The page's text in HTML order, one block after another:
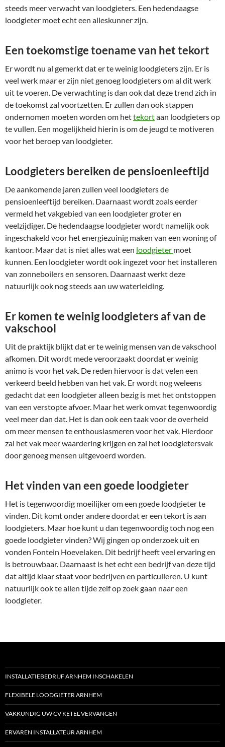
steeds meer verwacht van loodgieters. Een hedendaagse
loodgieter moet echt een alleskunner zijn.
Een toekomstige toename van het tekort
Er wordt nu al gemerkt dat er te weinig loodgieters zijn. Er is
veel werk maar er zijn niet genoeg loodgieters om al dit werk
uit te voeren. De verwachting is dan ook dat deze trend zich in
de toekomst zal voortzetten. Er zullen dan ook stappen
ondernomen moeten worden om hettekortaan loodgieters op
te vullen. Een mogelijkheid hierin is om de jeugd te motiveren
voor het beroep van loodgieter.
Loodgieters bereiken de pensioenleeftijd
De aankomende jaren zullen veel loodgieters de
pensioenleeftijd bereiken. Daarnaast wordt zoals eerder
vermeld het vakgebied van een loodgieter groter en
veelzijdiger. De hedendaagse loodgieter wordt namelijk ook
ingeschakeld voor het energiezuinig maken van een woning of
kantoor. Maar dat is niet alles wat een loodgieter moet
kunnen. Een loodgieter wordt ook ingezet voor het installeren
van zonneboilers en sensoren. Daarnaast werkt deze
natuurlijk ook nog steeds aan uw waterleiding.
Er komen te weinig loodgieters af van de
vakschool
Uit de praktijk blijkt dat er te weinig mensen van de vakschool
afkomen. Dit wordt mede veroorzaakt doordat er weinig
animo is voor het vak. De reden hiervoor is dat velen een
verkeerd beeld hebben van het vak. Er wordt nog weleens
gedacht dat een loodgieter alleen bezig is met het ontstoppen
van een verstopte afvoer. Maar het werk omvat tegenwoordig
veel meer dan dat. Het is dan ook een taak voor de overheid
om meer mensen te enthousiasmeren voor het vak. Hierdoor
zal het vak meer waardering krijgen en zal het loodgietersvak
door genoeg mensen uitgevoerd worden.
Het vinden van een goede loodgieter
Het is tegenwoordig moeilijker om een goede loodgieter te
vinden. Dit komt onder andere doordat er een tekort is aan
loodgieters. Maar hoe kunt u dan tegenwoordig toch nog een
goede loodgieter vinden? Wij gingen op onderzoek uit en
vonden Fontein Hoevelaken. Dit bedrijf heeft veel ervaring en
is betrouwbaar. Daarnaast is het echt een bedrijf van deze tijd
dat altijd klaar staat voor bedrijven en particulieren. U kunt
natuurlijk ook te allen tijde zelf op zoek gaan naar een
loodgieter.
INSTALLATIEBEDRIJF ARNHEM INSCHAKELEN
FLEXIBELE LOODGIETER ARNHEM
VAKKUNDIG UW CV KETEL VERVANGEN
ERVAREN INSTALLATEUR ARNHEM